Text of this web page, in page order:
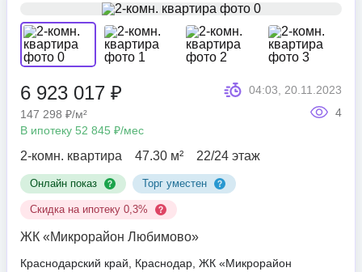
04:03, 20.11.2023
6 923 017 ₽
147 298 ₽/м²
В ипотеку 52 845 ₽/мес
2-комн. квартира 47.30 м² 22/24 этаж
Онлайн показ Торг уместен
Скидка на ипотеку 0,3%
ЖК «Микрорайон Любимово»
Краснодарский край, Краснодар, ЖК «Микрорайон
4